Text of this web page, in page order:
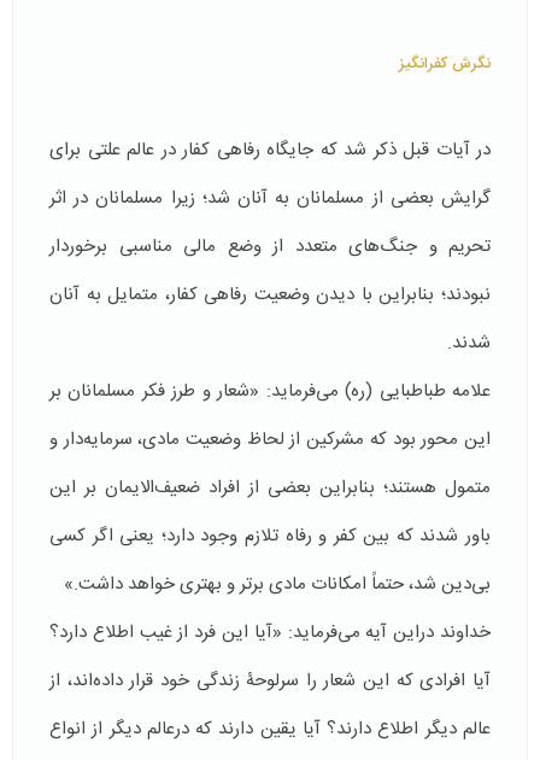
نگرش کفرانگیز
در آیات قبل ذکر شد که جایگاه رفاهی کفار در عالم علتی برای
گرایش بعضی از مسلمانان به آنان شد؛ زیرا مسلمانان در اثر
تحریم و جنگ‌های متعدد از وضع مالی مناسبی برخوردار
نبودند؛ بنابراین با دیدن وضعیت رفاهی کفار، متمایل به آنان
شدند.
علامه طباطبایی (ره) می‌فرماید: «شعار و طرز فکر مسلمانان بر
این محور بود که مشرکین از لحاظ وضعیت مادی، سرمایه‌دار و
متمول هستند؛ بنابراین بعضی از افراد ضعیف‌الایمان بر این
باور شدند که بین کفر و رفاه تلازم وجود دارد؛ یعنی اگر کسی
بی‌دین شد، حتماً امکانات مادی برتر و بهتری خواهد داشت.»
خداوند دراین آیه می‌فرماید: «آیا این فرد از غیب اطلاع دارد؟
آیا افرادی که این شعار را سرلوحۀ زندگی خود قرار داده‌اند، از
عالم دیگر اطلاع دارند؟ آیا یقین دارند که درعالم دیگر از انواع